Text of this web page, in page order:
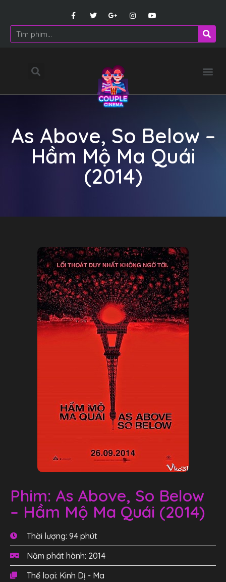
As Above, So Below –
Hầm Mộ Ma Quái
(2014)
Phim: As Above, So Below
– Hầm Mộ Ma Quái (2014)
Thời lượng: 94 phút
Năm phát hành: 2014
Thể loại: Kinh Dị - Ma